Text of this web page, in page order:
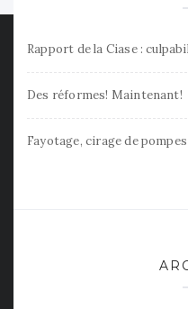
Rapport de la Ciase :
Des réformes! Maintenant!
Fayotage, cirage de